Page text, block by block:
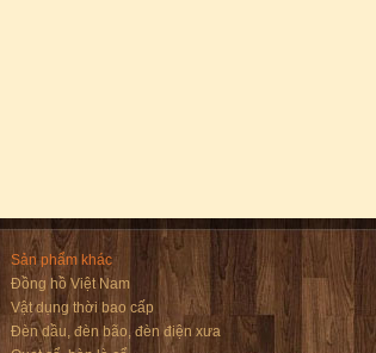
Sản phẩm khác
Đồng hồ Việt Nam
Vật dụng thời bao cấp
Đèn dầu, đèn bão, đèn điện xưa